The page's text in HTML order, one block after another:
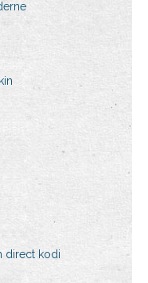
direct kodi